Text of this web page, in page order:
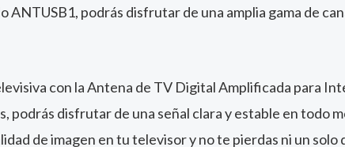
ANTUSB1, podrás disfrutar de una amplia gama de
con la Antena de TV Digital Amplificada para
podrás disfrutar de una señal clara y estable en todo
de imagen en tu televisor y no te pierdas ni un solo